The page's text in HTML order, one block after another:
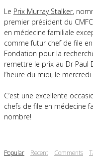
Le Prix Murray Stalker,
premier président du
en médecine familiale
comme futur chef de file
Fondation pour la
remettre le prix au Dr Paul
l’heure du midi, le
C’est une excellente
chefs de file en médecine
nombre!
Popular Recent Comments